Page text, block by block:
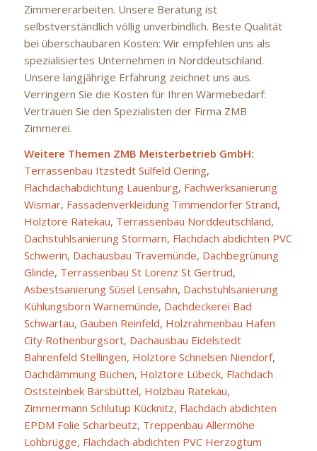
Zimmererarbeiten. Unsere Beratung ist
selbstverständlich völlig unverbindlich. Beste Qualität
bei überschaubaren Kosten: Wir empfehlen uns als
spezialisiertes Unternehmen in Norddeutschland.
Unsere langjährige Erfahrung zeichnet uns aus.
Verringern Sie die Kosten für Ihren Wärmebedarf:
Vertrauen Sie den Spezialisten der Firma ZMB
Zimmerei.
Weitere Themen ZMB Meisterbetrieb GmbH:
Terrassenbau Itzstedt Sülfeld Oering,
Flachdachabdichtung Lauenburg, Fachwerksanierung
Wismar, Fassadenverkleidung Timmendorfer Strand,
Holztore Ratekau, Terrassenbau Norddeutschland,
Dachstuhlsanierung Stormarn, Flachdach abdichten PVC
Schwerin, Dachausbau Travemünde, Dachbegrünung
Glinde, Terrassenbau St Lorenz St Gertrud,
Asbestsanierung Süsel Lensahn, Dachstuhlsanierung
Kühlungsborn Warnemünde, Dachdeckerei Bad
Schwartau, Gauben Reinfeld, Holzrahmenbau Hafen
City Rothenburgsort, Dachausbau Eidelstedt
Bahrenfeld Stellingen, Holztore Schnelsen Niendorf,
Dachdämmung Büchen, Holztore Lübeck, Flachdach
Oststeinbek Barsbüttel, Holzbau Ratekau,
Zimmermann Schlutup Kücknitz, Flachdach abdichten
EPDM Folie Scharbeutz, Treppenbau Allermöhe
Lohbrügge, Flachdach abdichten PVC Herzogtum